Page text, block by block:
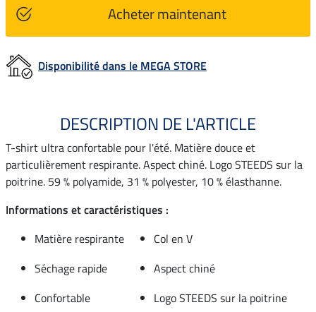
Acheter maintenant
Disponibilité dans le MEGA STORE
DESCRIPTION DE L'ARTICLE
T-shirt ultra confortable pour l'été. Matière douce et
particulièrement respirante. Aspect chiné. Logo STEEDS sur la
poitrine. 59 % polyamide, 31 % polyester, 10 % élasthanne.
Informations et caractéristiques :
Matière respirante
Col en V
Séchage rapide
Aspect chiné
Confortable
Logo STEEDS sur la poitrine